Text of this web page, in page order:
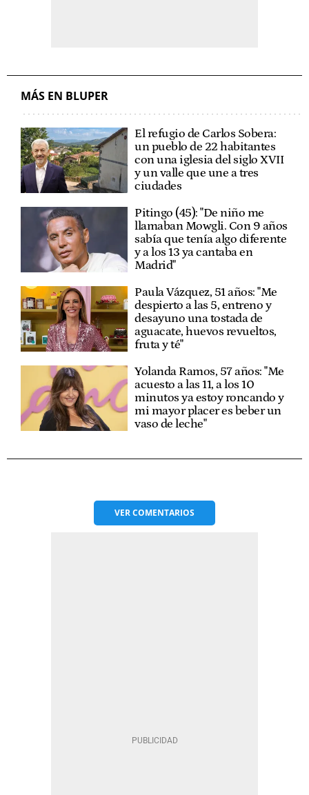
MÁS EN BLUPER
El refugio de Carlos Sobera:
un pueblo de 22 habitantes
con una iglesia del siglo XVII
y un valle que une a tres
ciudades
Pitingo (45): "De niño me
llamaban Mowgli. Con 9 años
sabía que tenía algo diferente
y a los 13 ya cantaba en
Madrid"
Paula Vázquez, 51 años: "Me
despierto a las 5, entreno y
desayuno una tostada de
aguacate, huevos revueltos,
fruta y té"
Yolanda Ramos, 57 años: "Me
acuesto a las 11, a los 10
minutos ya estoy roncando y
mi mayor placer es beber un
vaso de leche"
VERCOMENTARIOS